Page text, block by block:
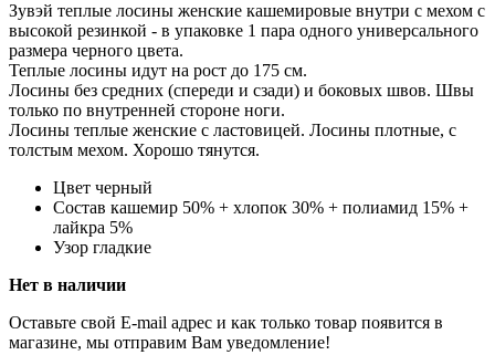
Зувэй теплые лосины женские кашемировые внутри с мехом с
высокой резинкой - в упаковке 1 пара одного универсального
размера черного цвета.
Теплые лосины идут на рост до 175 см.
Лосины без средних (спереди и сзади) и боковых швов. Швы
только по внутренней стороне ноги.
Лосины теплые женские с ластовицей. Лосины плотные, с
толстым мехом. Хорошо тянутся.
Цвет черный
Состав кашемир 50% + хлопок 30% + полиамид 15% +
лайкра 5%
Узор гладкие
Нет в наличии
Оставьте свой E-mail адрес и как только товар появится в
магазине, мы отправим Вам уведомление!